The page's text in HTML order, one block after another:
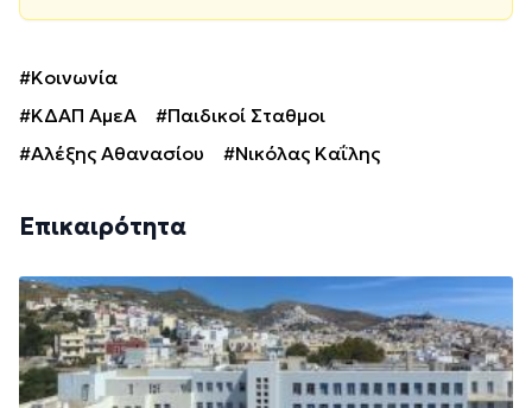
#Κοινωνία
#ΚΔΑΠ ΑμεΑ
#Παιδικοί Σταθμοι
#Αλέξης Αθανασίου
#Νικόλας Καΐλης
Επικαιρότητα